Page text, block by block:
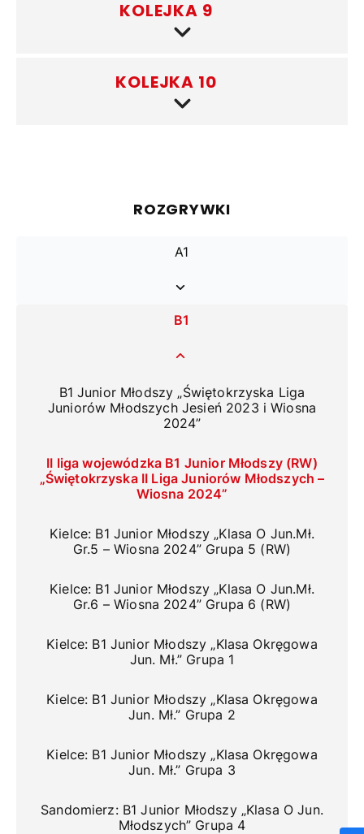
KOLEJKA 9
KOLEJKA 10
ROZGRYWKI
A1
B1
B1 Junior Młodszy „Świętokrzyska Liga
Juniorów Młodszych Jesień 2023 i Wiosna
2024”
II liga wojewódzka B1 Junior Młodszy (RW)
„Świętokrzyska II Liga Juniorów Młodszych –
Wiosna 2024”
Kielce: B1 Junior Młodszy „Klasa O Jun.Mł.
Gr.5 – Wiosna 2024” Grupa 5 (RW)
Kielce: B1 Junior Młodszy „Klasa O Jun.Mł.
Gr.6 – Wiosna 2024” Grupa 6 (RW)
Kielce: B1 Junior Młodszy „Klasa Okręgowa
Jun. Mł.” Grupa 1
Kielce: B1 Junior Młodszy „Klasa Okręgowa
Jun. Mł.” Grupa 2
Kielce: B1 Junior Młodszy „Klasa Okręgowa
Jun. Mł.” Grupa 3
Sandomierz: B1 Junior Młodszy „Klasa O Jun.
Młodszych” Grupa 4